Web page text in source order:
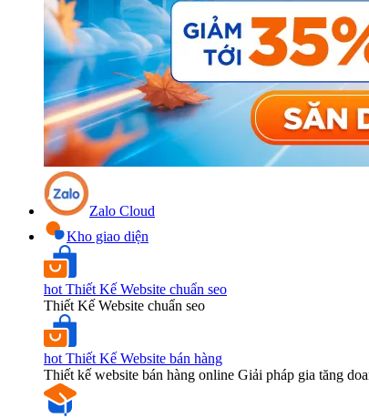
Zalo Cloud
Kho giao diện
hot Thiết Kế Website chuẩn seo
Thiết Kế Website chuẩn seo
hot Thiết Kế Website bán hàng
Thiết kế website bán hàng online Giải pháp gia tăng